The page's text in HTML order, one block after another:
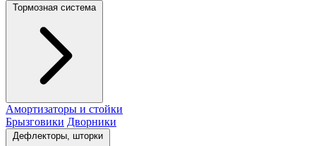
Тормозная система
Амортизаторы и стойки
Брызговики Дворники
Дефлекторы, шторки